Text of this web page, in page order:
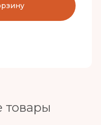
товары